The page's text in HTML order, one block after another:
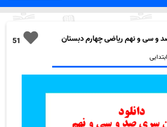
51
و سی و نهم ریاضی چهارم دبستان